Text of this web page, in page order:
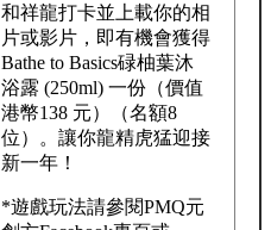
和祥龍打卡並上載你的相
片或影片，即有機會獲得
Bathe to Basics碌柚葉沐
浴露 (250ml) 一份（價值
港幣138 元）（名額8
位）。讓你龍精虎猛迎接
新一年！
*遊戲玩法請參閱PMQ元